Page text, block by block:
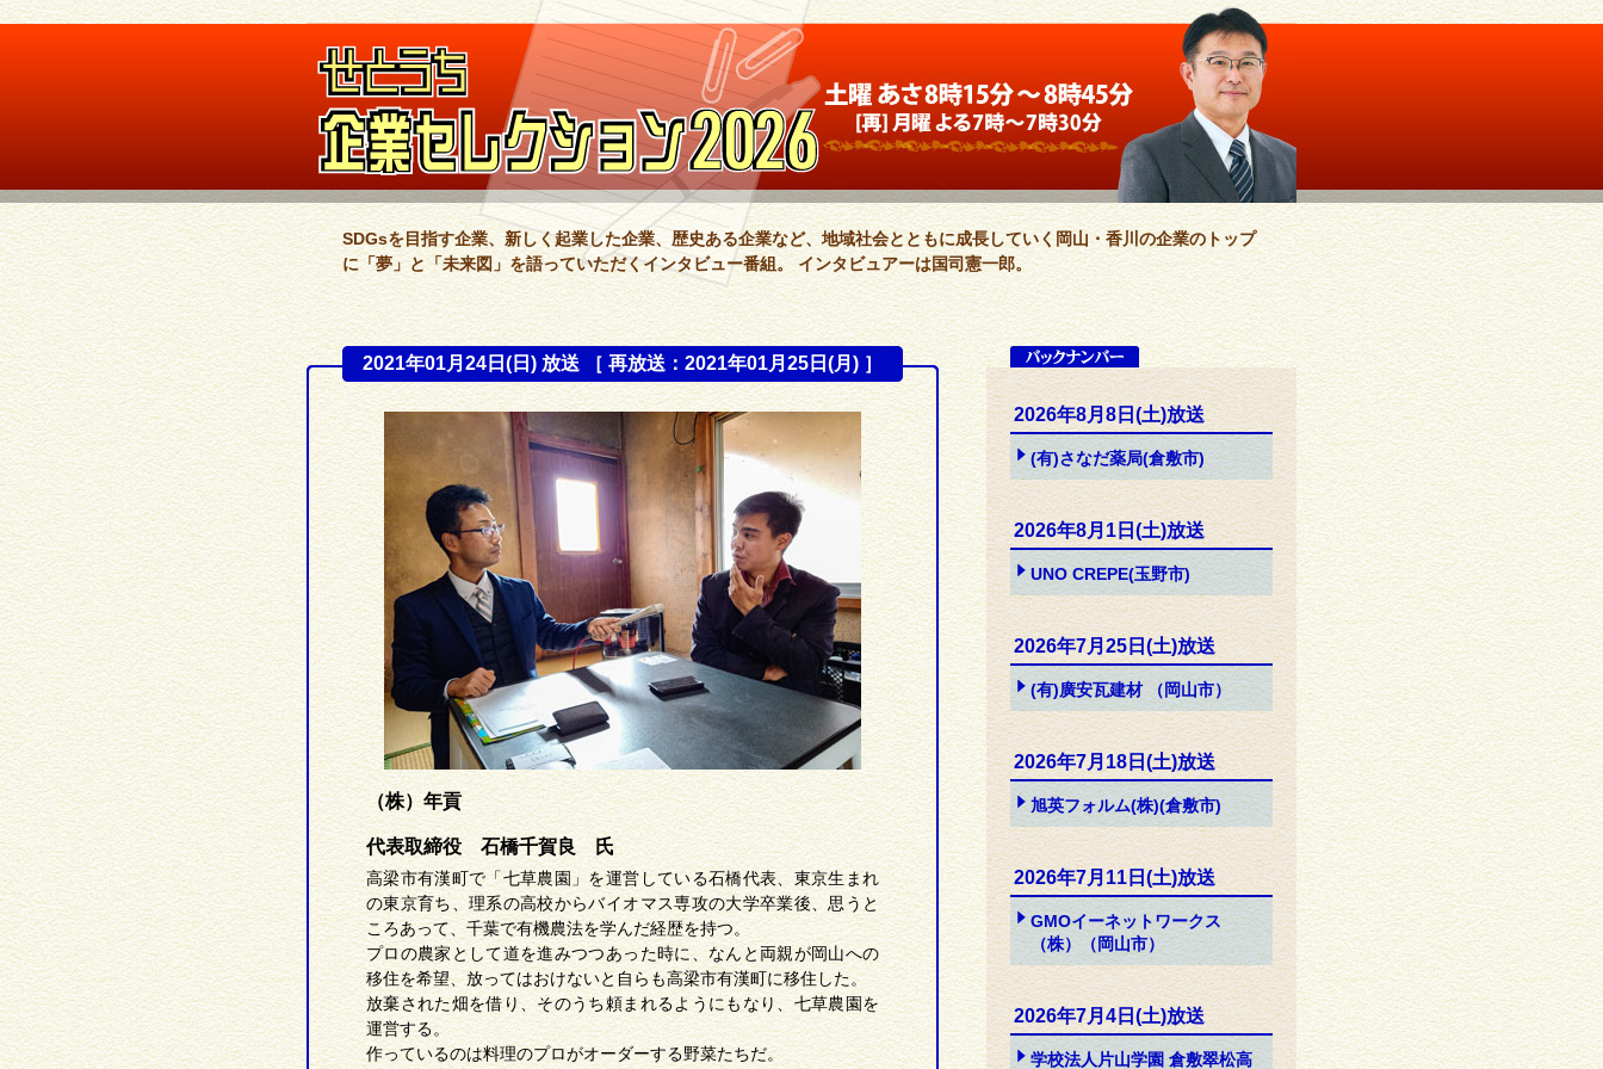
SDGsを目指す企業、新しく起業した企業、歴史ある企業など、地域社会とともに成長していく岡山・香川の企業のトップ
に「夢」と「未来図」を語っていただくインタビュー番組。 インタビュアーは国司憲一郎。
2021年01月24日(日) 放送 ［ 再放送：2021年01月25日(月) ］
（株）年貢
代表取締役 石橋千賀良 氏
高梁市有漢町で「七草農園」を運営している石橋代表、東京生まれ
の東京育ち、理系の高校からバイオマス専攻の大学卒業後、思うと
ころあって、千葉で有機農法を学んだ経歴を持つ。
プロの農家として道を進みつつあった時に、なんと両親が岡山への
移住を希望、放ってはおけないと自らも高梁市有漢町に移住した。
放棄された畑を借り、そのうち頼まれるようにもなり、七草農園を
運営する。
作っているのは料理のプロがオーダーする野菜たちだ。
2026年8月8日(土)放送
(有)さなだ薬局(倉敷市)
2026年8月1日(土)放送
UNO CREPE(玉野市)
2026年7月25日(土)放送
(有)廣安瓦建材 （岡山市）
2026年7月18日(土)放送
旭英フォルム(株)(倉敷市)
2026年7月11日(土)放送
GMOイーネットワークス
（株）（岡山市）
2026年7月4日(土)放送
学校法人片山学園 倉敷翠松高